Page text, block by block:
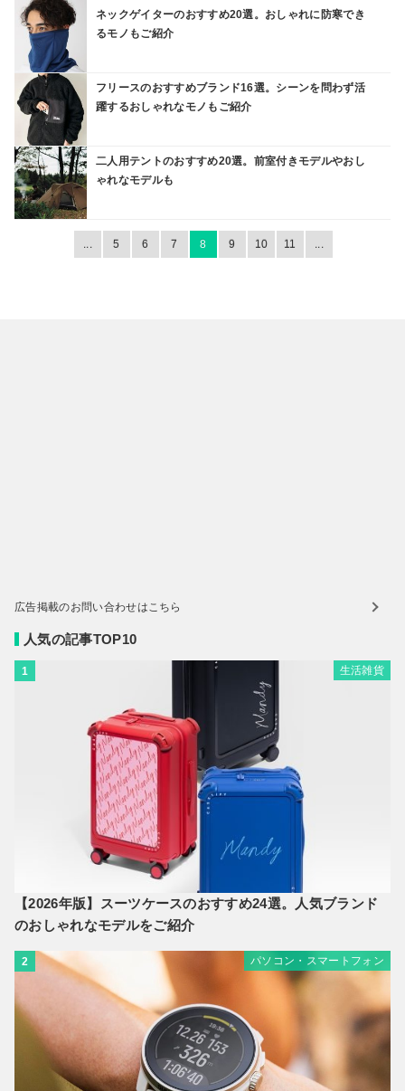
ネックゲイターのおすすめ20選。おしゃれに防寒でき
るモノもご紹介
フリースのおすすめブランド16選。シーンを問わず活
躍するおしゃれなモノもご紹介
二人用テントのおすすめ20選。前室付きモデルやおし
ゃれなモデルも
... 5 6 7 8 9 10 11 ...
広告掲載のお問い合わせはこちら
人気の記事TOP10
1 生活雑貨
【2026年版】スーツケースのおすすめ24選。人気ブランド
のおしゃれなモデルをご紹介
2 パソコン・スマートフォン